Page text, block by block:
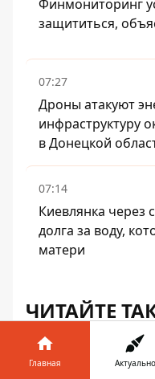
Финмониторинг
защититься,
07:27
Дроны атакуют
инфраструктуру
в Донецкой
07:14
Киевлянка через
долга за воду,
матери
ЧИТАЙТЕ
Картошку фри
лекарством -
Главная Актуально